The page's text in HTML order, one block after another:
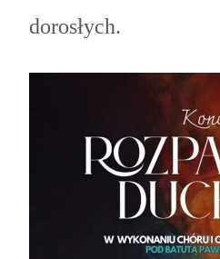
dorosłych.